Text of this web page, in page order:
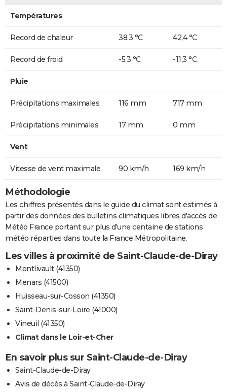
Températures
Record de chaleur 38,3 °C 42,4 °C
Record de froid -5,3 °C -11,3 °C
Pluie
Précipitations maximales 116 mm 717 mm
Précipitations minimales 17 mm 0 mm
Vent
Vitesse de vent maximale 90 km/h 169 km/h
Méthodologie
Les chiffres présentés dans le guide du climat sont estimés à
partir des données des bulletins climatiques libres d'accès de
Météo France portant sur plus d'une centaine de stations
météo réparties dans toute la France Métropolitaine.
Les villes à proximité de Saint-Claude-de-Diray
Montlivault (41350)
Menars (41500)
Huisseau-sur-Cosson (41350)
Saint-Denis-sur-Loire (41000)
Vineuil (41350)
Climat dans le Loir-et-Cher
En savoir plus sur Saint-Claude-de-Diray
Saint-Claude-de-Diray
Avis de décès à Saint-Claude-de-Diray